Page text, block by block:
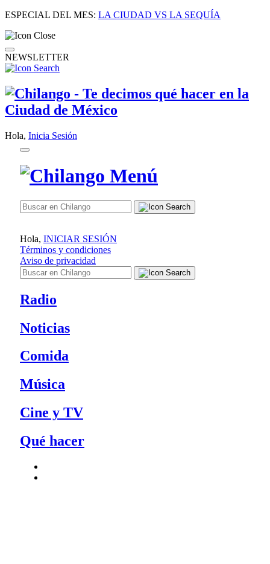
ESPECIAL DEL MES: LA CIUDAD VS LA SEQUÍA
NEWSLETTER
Hola, Inicia Sesión
Hola, INICIAR SESIÓN
Términos y condiciones
Aviso de privacidad
Radio
Noticias
Comida
Música
Cine y TV
Qué hacer